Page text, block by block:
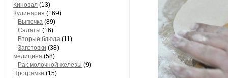
Кинозал (13)
Кулинария (169)
Выпечка (89)
Салаты (16)
Вторые блюда (11)
Заготовки (38)
медицина (58)
Рак молочной железы (9)
Програмки (15)